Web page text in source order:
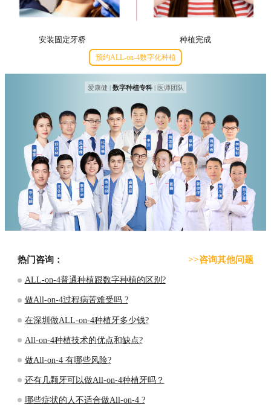
安装固定牙桥 种植完成
预约ALL-on-4数字化种植
爱康健 | 数字种植专科| 医师团队
热门咨询： >>咨询其他问题
ALL-on-4普通种植跟数字种植的区别?
做All-on-4过程病苦难受吗 ?
在深圳做ALL-on-4种植牙多少钱?
All-on-4种植技术的优点和缺点?
做All-on-4 有哪些风险?
还有几颗牙可以做All-on-4种植牙吗？
哪些症状的人不适合做All-on-4 ?